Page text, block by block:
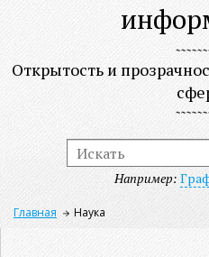
Открытость и
Например:
Главная Наука